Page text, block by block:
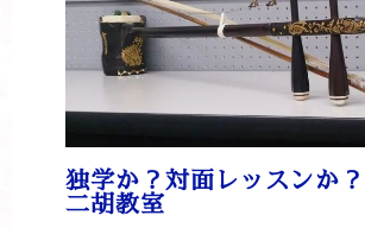
独学か？対面レッスンか
二胡教室